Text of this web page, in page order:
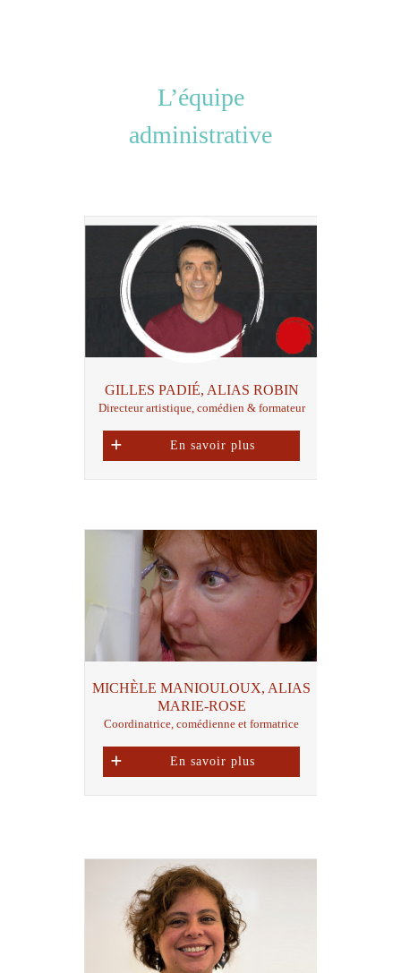
L’équipe
administrative
GILLES PADIÉ, ALIAS ROBIN
Directeur artistique, comédien & formateur
En savoir plus
MICHÈLE MANIOULOUX, ALIAS
MARIE-ROSE
Coordinatrice, comédienne et formatrice
En savoir plus